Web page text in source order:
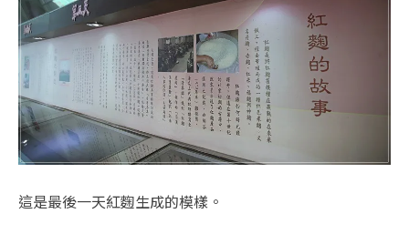
這是最後一天紅麴生成的模樣。